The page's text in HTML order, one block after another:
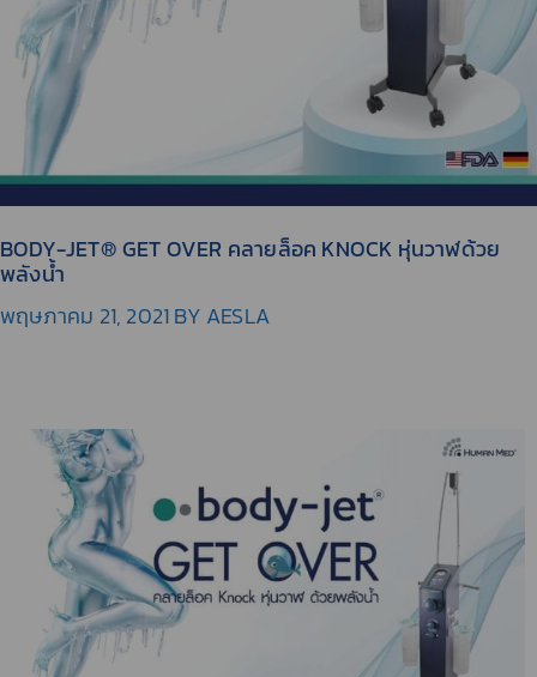
BODY-JET® GET OVER คลายล็อค KNOCK หุ่นวาฬด้วย
พลังน้ำ
พฤษภาคม 21, 2021BY AESLA